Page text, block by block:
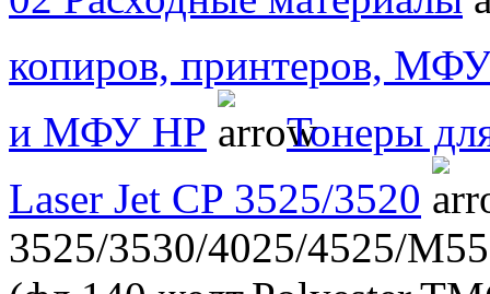
копиров, принтеров,
и МФУ НР
Тонеры
Laser Jet CP 3525/3520
3525/3530/4025/4525/